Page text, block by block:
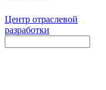
Центр отраслевой
разработки